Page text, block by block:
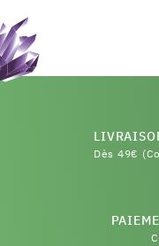
Dès 49€